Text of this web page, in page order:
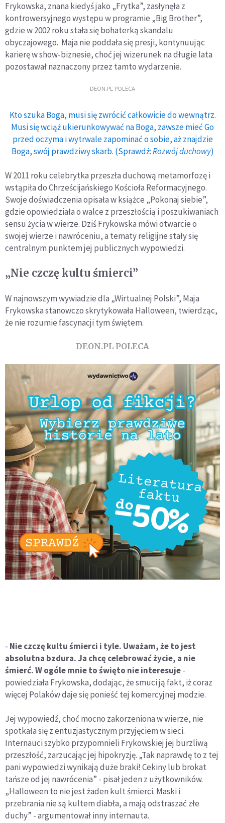
Frykowska, znana kiedyś jako „Frytka”, zasłynęła z
kontrowersyjnego występu w programie „Big Brother”,
gdzie w 2002 roku stała się bohaterką skandalu
obyczajowego. Maja nie poddała się presji, kontynuując
karierę w show-biznesie, choć jej wizerunek na długie lata
pozostawał naznaczony przez tamto wydarzenie.
DEON.PL POLECA
Kto szuka Boga, musi się zwrócić całkowicie do wewnątrz.
Musi się wciąż ukierunkowywać na Boga, zawsze mieć Go
przed oczyma i wytrwale zapominać o sobie, aż znajdzie
Boga, swój prawdziwy skarb. (Sprawdź:Rozwój duchowy)
W 2011 roku celebrytka przeszła duchową metamorfozę i
wstąpiła do Chrześcijańskiego Kościoła Reformacyjnego.
Swoje doświadczenia opisała w książce „Pokonaj siebie”,
gdzie opowiedziała o walce z przeszłością i poszukiwaniach
sensu życia w wierze. Dziś Frykowska mówi otwarcie o
swojej wierze i nawróceniu, a tematy religijne stały się
centralnym punktem jej publicznych wypowiedzi.
„Nie czczę kultu śmierci”
W najnowszym wywiadzie dla „Wirtualnej Polski”, Maja
Frykowska stanowczo skrytykowała Halloween, twierdząc,
że nie rozumie fascynacji tym świętem.
DEON.PL POLECA
- Nie czczę kultu śmierci i tyle. Uważam, że to jest
absolutna bzdura. Ja chcę celebrować życie, a nie
śmierć. W ogóle mnie to święto nie interesuje-
powiedziała Frykowska, dodając, że smuci ją fakt, iż coraz
więcej Polaków daje się ponieść tej komercyjnej modzie.
Jej wypowiedź, choć mocno zakorzeniona w wierze, nie
spotkała się z entuzjastycznym przyjęciem w sieci.
Internauci szybko przypomnieli Frykowskiej jej burzliwą
przeszłość, zarzucając jej hipokryzję. „Tak naprawdę to z tej
pani wypowiedzi wynikają duże braki! Cekiny lub brokat
tańsze od jej nawrócenia” - pisał jeden z użytkowników.
„Halloween to nie jest żaden kult śmierci. Maski i
przebrania nie są kultem diabła, a mają odstraszać złe
duchy” - argumentował inny internauta.